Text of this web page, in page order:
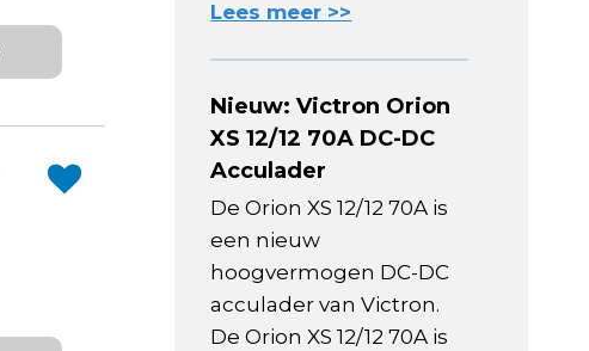
Lees meer >>
Nieuw: Victron Orion
XS 12/12 70A DC-DC
Acculader
De Orion XS 12/12 70A is
een nieuw
hoogvermogen DC-DC
acculader van Victron.
De Orion XS 12/12 70A is